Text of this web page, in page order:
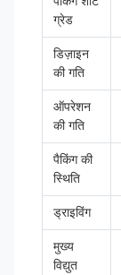
ग्रेड
डिज़ाइन
की गति
ऑपरेशन
की गति
पैकिंग की
स्थिति
ड्राइविंग
मुख्य
विद्युत